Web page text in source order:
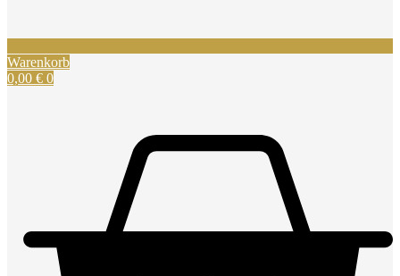
Warenkorb
0,00 € 0